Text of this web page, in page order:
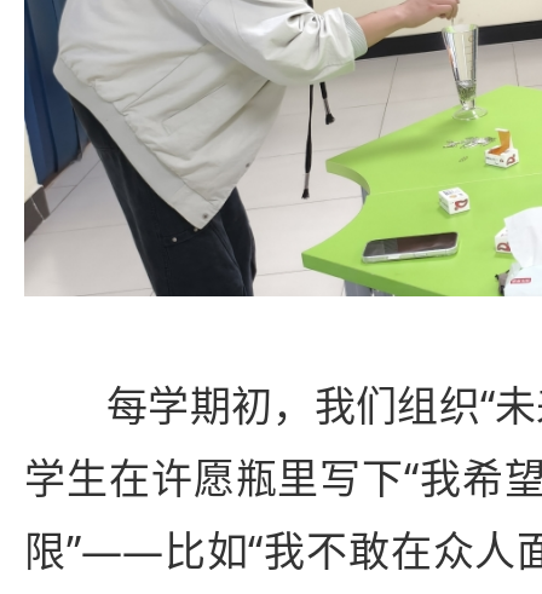
每学期初，我们组织“
学生在许愿瓶里写下“我希
限”——比如“我不敢在众人